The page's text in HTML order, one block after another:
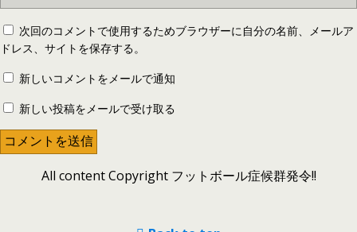
次回のコメントで使用するためブラウザーに自分の名前、メールア
ドレス、サイトを保存する。
新しいコメントをメールで通知
新しい投稿をメールで受け取る
All content Copyright フットボール症候群発令!!